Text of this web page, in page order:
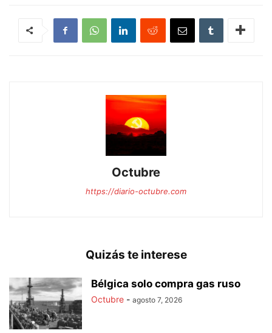
Octubre
https://diario-octubre.com
Quizás te interese
Bélgica solo compra gas ruso
Octubre - agosto 7, 2026